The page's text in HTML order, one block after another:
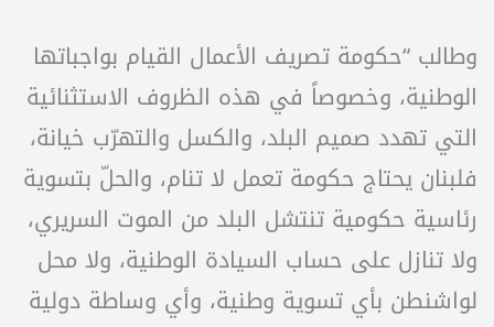
وطالب “حكومة تصريف الأعمال القيام بواجباتها
الوطنية، وخصوصاً في هذه الظروف الاستثنائية
التي تهدد صميم البلد، والكسل والتهرّب خيانة،
فلبنان يحتاج حكومة تعمل لا تنام، والحلّ بتسوية
رئاسية حكومية تنتشل البلد من الموت السريري،
ولا تنازل على حساب السيادة الوطنية، ولا محل
لواشنطن بأي تسوية وطنية، وأي وساطة دولية